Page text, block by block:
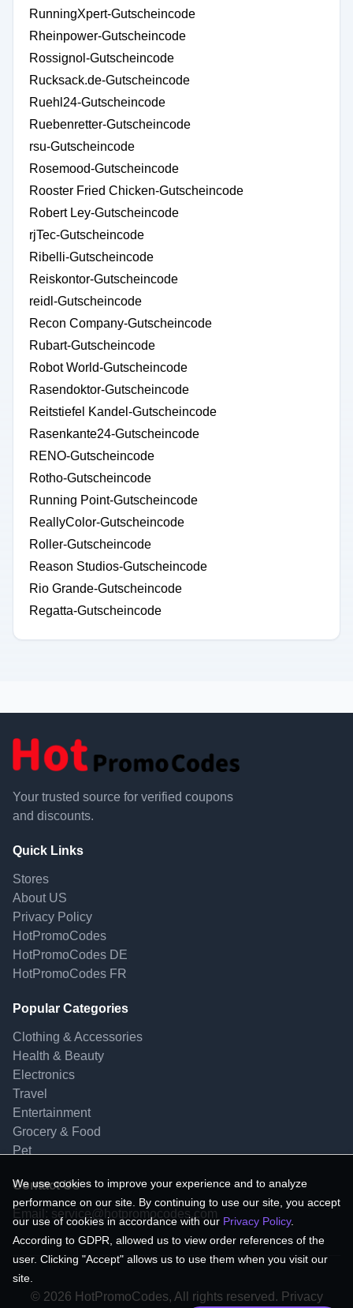
RunningXpert-Gutscheincode
Rheinpower-Gutscheincode
Rossignol-Gutscheincode
Rucksack.de-Gutscheincode
Ruehl24-Gutscheincode
Ruebenretter-Gutscheincode
rsu-Gutscheincode
Rosemood-Gutscheincode
Rooster Fried Chicken-Gutscheincode
Robert Ley-Gutscheincode
rjTec-Gutscheincode
Ribelli-Gutscheincode
Reiskontor-Gutscheincode
reidl-Gutscheincode
Recon Company-Gutscheincode
Rubart-Gutscheincode
Robot World-Gutscheincode
Rasendoktor-Gutscheincode
Reitstiefel Kandel-Gutscheincode
Rasenkante24-Gutscheincode
RENO-Gutscheincode
Rotho-Gutscheincode
Running Point-Gutscheincode
ReallyColor-Gutscheincode
Roller-Gutscheincode
Reason Studios-Gutscheincode
Rio Grande-Gutscheincode
Regatta-Gutscheincode
Your trusted source for verified coupons
and discounts.
Quick Links
Stores
About US
Privacy Policy
HotPromoCodes
HotPromoCodes DE
HotPromoCodes FR
Popular Categories
Clothing & Accessories
Health & Beauty
Electronics
Travel
Entertainment
Grocery & Food
Pet
Contact Us
Email: service@hotpromocodes.com
© 2026 HotPromoCodes, All rights reserved. Privacy
We use cookies to improve your experience and to analyze
performance on our site. By continuing to use our site, you accept
our use of cookies in accordance with our Privacy Policy.
According to GDPR, allowed us to view order references of the
user. Clicking "Accept" allows us to use them when you visit our
site.